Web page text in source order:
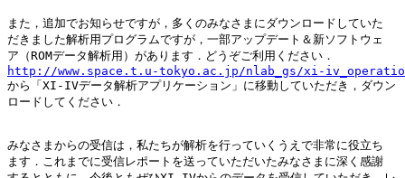
また，追加でお知らせですが，多くのみなさまにダウンロードしていた
だきました解析用プログラムですが，一部アップデート＆新ソフトウェ
http://www.space.t.u-tokyo.ac.jp/nlab_gs/xi-
から「XI-IVデータ解析アプリケーション」に移動していただき，ダウン
ロードしてください．
みなさまからの受信は，私たちが解析を行っていくうえで非常に役立ち
ます．これまでに受信レポートを送っていただいたみなさまに深く感謝